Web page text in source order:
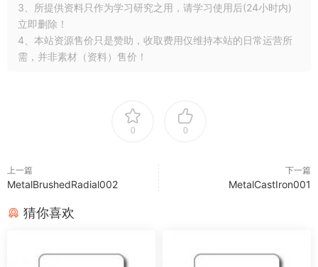
3、所提供资料只作为学习研究之用，请学习使用后(24小时内)
立即删除！
4、本站资源售价只是赞助，收取费用仅维持本站的日常运营所
需，并非素材（资料）售价！
0 0
上一篇
MetalBrushedRadial002
下一篇
MetalCastIron001
猜你喜欢